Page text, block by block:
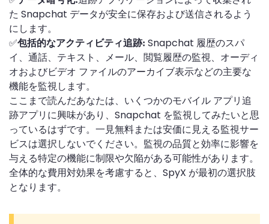
た Snapchat データが安全に保存および送信されるよう
にします。
✅包括的なアクティビティ追跡: Snapchat 履歴のスパ
イ、通話、テキスト、メール、閲覧履歴の監視、オーディ
オおよびビデオ ファイルのアーカイブ表示などの主要な
機能を監視します。
ここまで読んだあなたは、いくつかのモバイル アプリ追
跡アプリに興味があり、Snapchat を監視してみたいと思
っているはずです。一見無料または安価に見える監視サー
ビスは選択しないでください。監視の品質と効率に影響を
与える特定の機能に制限や欠陥がある可能性があります。
全体的な費用対効果を考慮すると、SpyX が最初の選択肢
となります。